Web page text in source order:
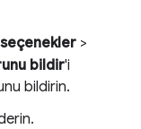
>
bildir'i
bildirin.